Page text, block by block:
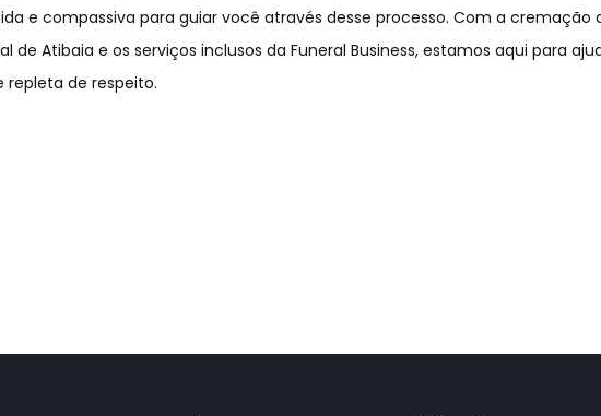
e compassiva para guiar você através desse processo. Com a cremação
de Atibaia e os serviços inclusos da Funeral Business, estamos aqui para
repleta de respeito.